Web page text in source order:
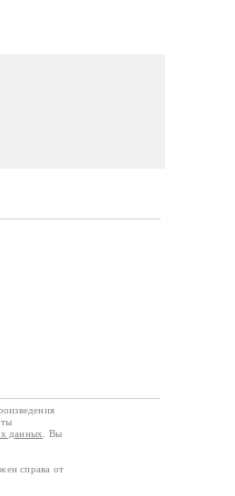
данных
. Вы
справа от